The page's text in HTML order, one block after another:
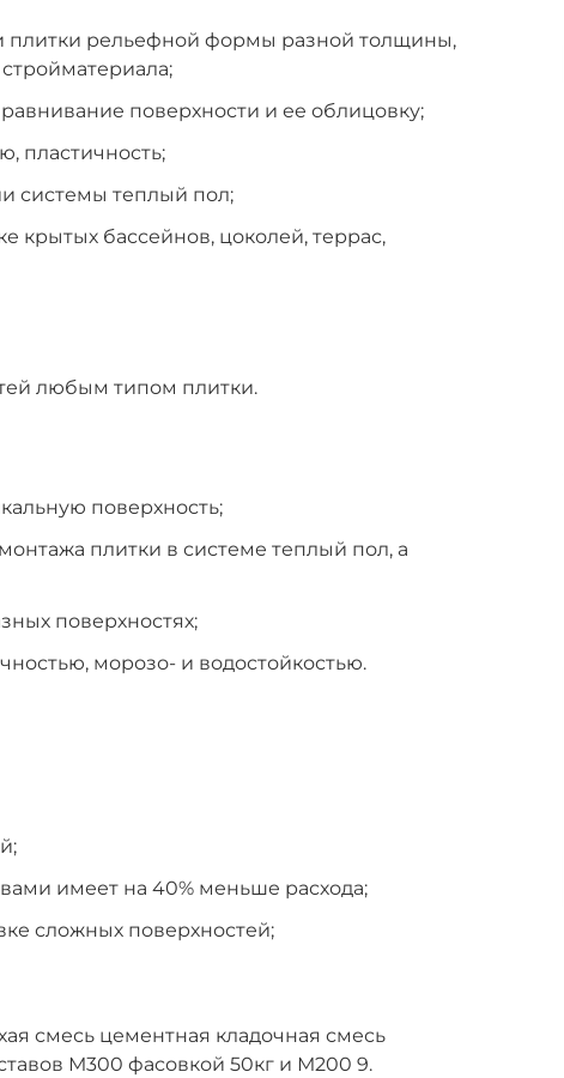
плитки рельефной формы разной толщины,
поверхности и ее облицовку;
пластичность;
системы теплый пол;
крытых бассейнов, цоколей, террас,
любым типом плитки.
поверхность;
плитки в системе теплый пол, а
поверхностях;
морозо- и водостойкостью.
имеет на 40% меньше расхода;
сложных поверхностей;
смесь цементная кладочная смесь
М300 фасовкой 50кг и М200 9.